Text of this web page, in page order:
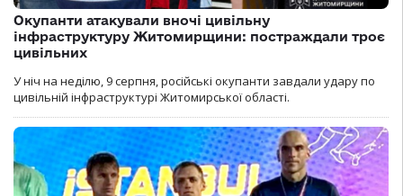
Окупанти атакували вночі цивільну
інфраструктуру Житомирщини: постраждали троє
цивільних
У ніч на неділю, 9 серпня, російські окупанти завдали удару по
цивільній інфраструктурі Житомирської області.